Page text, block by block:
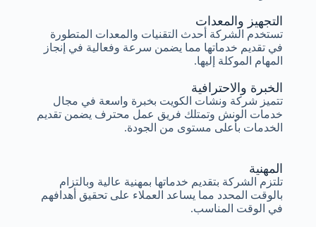
الخبرة والاحترافية
تتميز شركة ونشات الكويت بخبرة واسعة في مجال
خدمات الونش وتمتلك فريق عمل محترف يضمن تقديم
الخدمات بأعلى مستوى من الجودة.
التجهيز والمعدات
تستخدم الشركة أحدث التقنيات والمعدات المتطورة
في تقديم خدماتها مما يضمن سرعة وفعالية في إنجاز
المهام الموكلة إليها.
المهنية
تلتزم الشركة بتقديم خدماتها بمهنية عالية وبالتزام
بالوقت المحدد مما يساعد العملاء على تحقيق أهدافهم
في الوقت المناسب.